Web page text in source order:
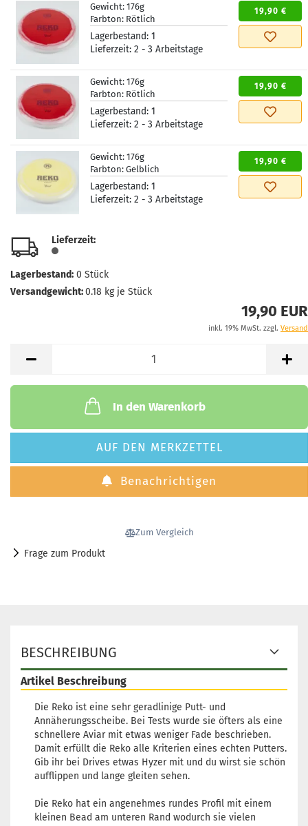
Gewicht: 176g
Farbton: Rötlich
Lagerbestand: 1
Lieferzeit: 2 - 3 Arbeitstage
19,90 €
Gewicht: 176g
Farbton: Rötlich
Lagerbestand: 1
Lieferzeit: 2 - 3 Arbeitstage
19,90 €
Gewicht: 176g
Farbton: Gelblich
Lagerbestand: 1
Lieferzeit: 2 - 3 Arbeitstage
19,90 €
Lieferzeit:
Lagerbestand: 0 Stück
Versandgewicht:0.18 kg je Stück
19,90 EUR
inkl. 19% MwSt. zzgl. Versand
In den Warenkorb
AUF DEN MERKZETTEL
Benachrichtigen
Zum Vergleich
Frage zum Produkt
BESCHREIBUNG
Artikel Beschreibung
Die Reko ist eine sehr geradlinige Putt- und
Annäherungsscheibe. Bei Tests wurde sie öfters als eine
schnellere Aviar mit etwas weniger Fade beschrieben.
Damit erfüllt die Reko alle Kriterien eines echten Putters.
Gib ihr bei Drives etwas Hyzer mit und du wirst sie schön
aufflippen und lange gleiten sehen.
Die Reko hat ein angenehmes rundes Profil mit einem
kleinen Bead am unteren Rand wodurch sie vielen